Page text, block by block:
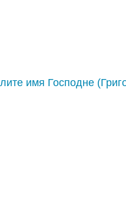
имя Господне